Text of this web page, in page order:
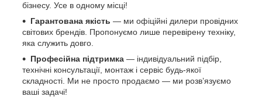
бізнесу. Усе в одному місці!
Гарантована якість — ми офіційні дилери провідних
світових брендів. Пропонуємо лише перевірену техніку,
яка служить довго.
Професійна підтримка — індивідуальний підбір,
технічні консультації, монтаж і сервіс будь-якої
складності. Ми не просто продаємо — ми розв’язуємо
ваші задачі!